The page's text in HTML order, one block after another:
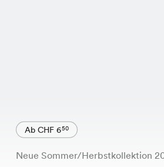
Ab CHF 650
Neue Sommer/Herbstkollektion